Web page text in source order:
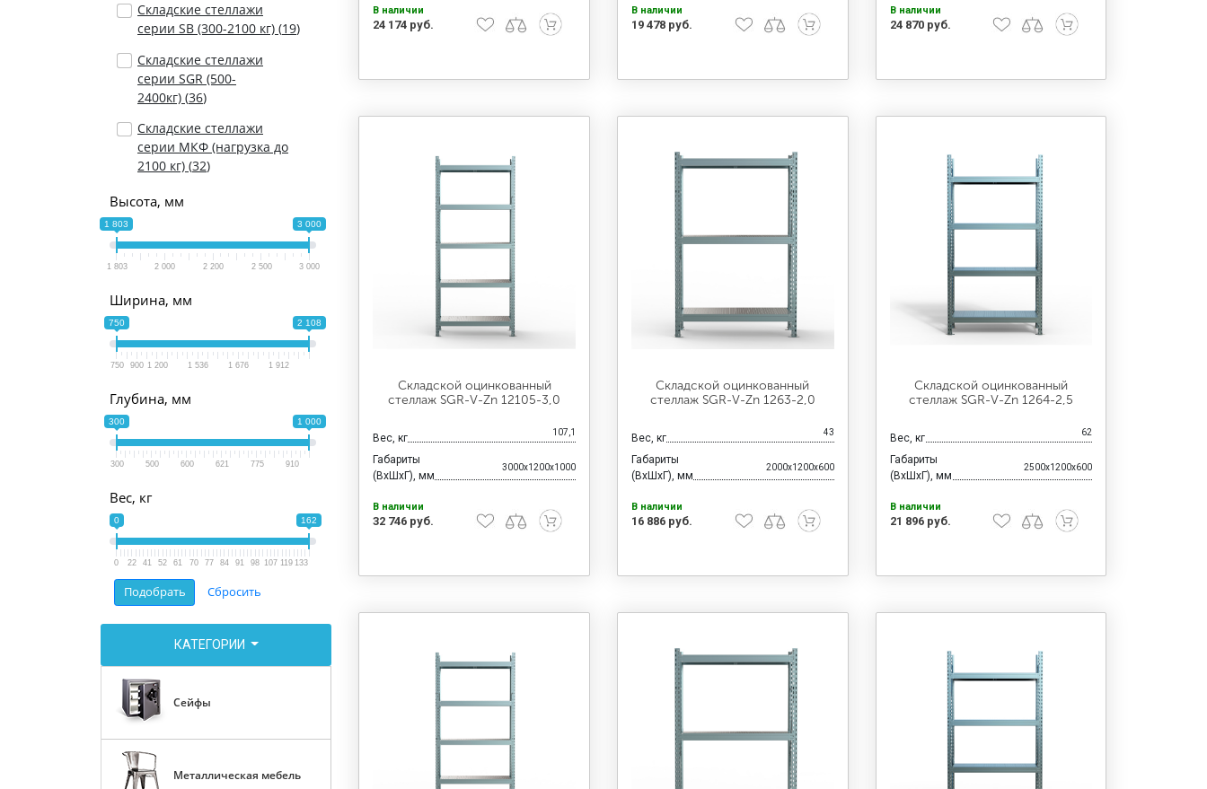
Складские стеллажи
серии SB (300-2100 кг) (19)
Складские стеллажи
серии SGR (500-
2400кг) (36)
Складские стеллажи
серии МКФ (нагрузка до
2100 кг) (32)
Высота, мм
1 803 3 000
1 803 2 000 2 200 2 500 3 000
Ширина, мм
750 2 108
750 900 1 200 1 536 1 676 1 912
Глубина, мм
300 1 000
300 500 600 621 775 910
Вес, кг
0 162
0 22 41 52 61 70 77 84 91 98 107 119 133
КАТЕГОРИИ
Сейфы
Металлическая мебель
В наличии
24 174 руб.
В наличии
19 478 руб.
В наличии
24 870 руб.
Складской оцинкованный
стеллаж SGR-V-Zn 12105-3,0
Вес, кг 107,1
Габариты
(ВхШхГ), мм
3000x1200x1000
В наличии
32 746 руб.
Складской оцинкованный
стеллаж SGR-V-Zn 1263-2,0
Вес, кг 43
Габариты
(ВхШхГ), мм
2000x1200x600
В наличии
16 886 руб.
Складской оцинкованный
стеллаж SGR-V-Zn 1264-2,5
Вес, кг 62
Габариты
(ВхШхГ), мм
2500x1200x600
В наличии
21 896 руб.